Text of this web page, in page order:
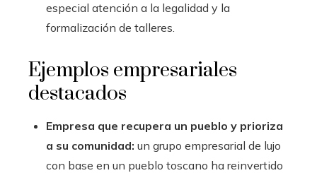
especial atención a la legalidad y la
formalización de talleres.
Ejemplos empresariales
destacados
Empresa que recupera un pueblo y prioriza
a su comunidad: un grupo empresarial de lujo
con base en un pueblo toscano ha reinvertido